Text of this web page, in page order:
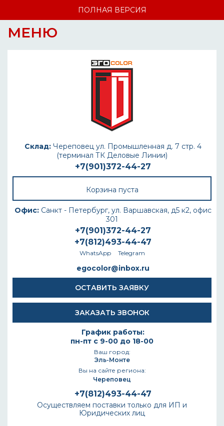
ПОЛНАЯ ВЕРСИЯ
МЕНЮ
Склад: Череповец ул. Промышленная д. 7 стр. 4
(терминал ТК Деловые Линии)
+7(901)372-44-27
Корзина пуста
Офис: Санкт - Петербург, ул. Варшавская, д5 к2, офис
301
+7(901)372-44-27
+7(812)493-44-47
WhatsApp Telegram
egocolor@inbox.ru
ОСТАВИТЬ ЗАЯВКУ
ЗАКАЗАТЬ ЗВОНОК
График работы:
пн-пт с 9-00 до 18-00
Ваш город:
Эль-Монте
Вы на сайте региона:
Череповец
+7(812)493-44-47
Осуществляем поставки только для ИП и
Юридических лиц